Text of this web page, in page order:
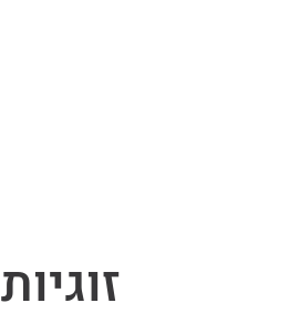
זוגיות